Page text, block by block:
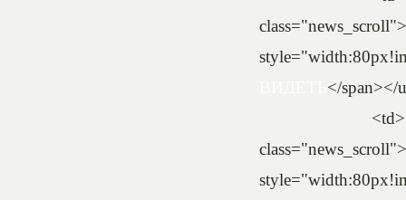
</span></